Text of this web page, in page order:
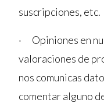
suscripciones, etc.
· Opiniones en
valoraciones de
nos comunicas
comentar alguno